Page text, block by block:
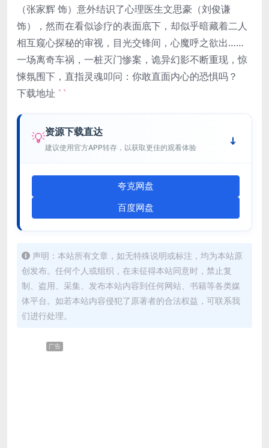
（张家辉 饰）意外结识了心理医生文思豪（刘俊谦
饰），然而在看似诊疗的表面底下，却似乎暗藏着二人
相互窥心探秘的审视，目光交锋间，心魔呼之欲出……
一场离奇车祸，一桩灭门惨案，诡异幻影不断重现，惊
悚氛围下，直指灵魂叩问：你敢直面内心的恐惧吗？
下载地址 ``
💡资源下载直达
建议使用官方APP转存，以获取更佳的观看体验
夸克网盘
百度网盘
声明：本站所有文章，如无特殊说明或标注，均为本站原
创发布。任何个人或组织，在未征得本站同意时，禁止复
制、盗用、采集、发布本站内容到任何网站、书籍等各类媒
体平台。如若本站内容侵犯了原著者的合法权益，可联系我
们进行处理。
广告